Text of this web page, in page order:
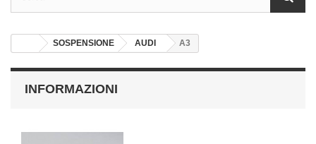
SOSPENSIONE AUDI A3
INFORMAZIONI